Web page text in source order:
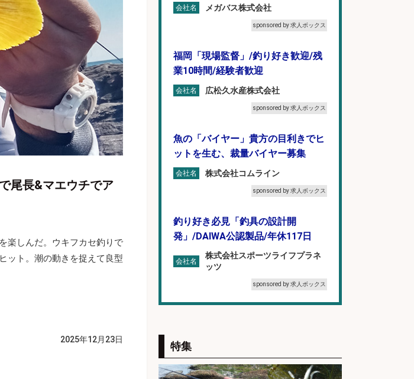
尾長&マエウチでア
楽しんだ。ウキフカセ釣りで
ット。潮の動きを捉えて良型
2025年12月23日
会社名 メガバス株式会社
sponsored by 求人ボックス
福岡「現場監督」/釣り好き歓迎/残
業10時間/経験者歓迎
会社名 広松久水産株式会社
sponsored by 求人ボックス
魚の「バイヤー」貴方の目利きでヒ
ットを生む、裁量バイヤー募集
会社名 株式会社コムライン
sponsored by 求人ボックス
釣り好き必見「釣具の設計開
発」/DAIWA公認製品/年休117日
会社名
株式会社スポーツライフプラネ
ッツ
sponsored by 求人ボックス
会社名
sponsored by 求人ボックス
特集